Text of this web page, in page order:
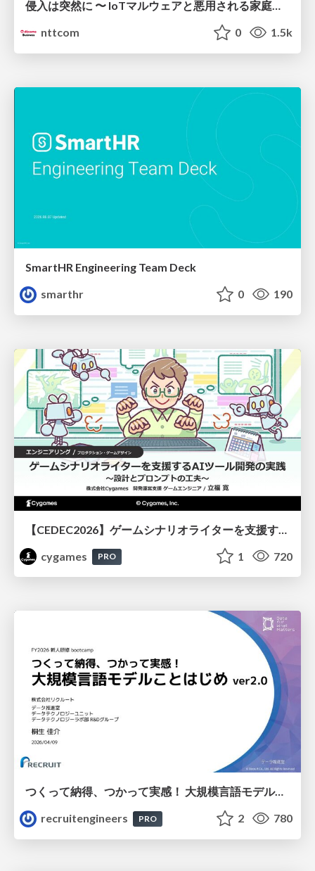
nttcom
0 1.5k
SmartHR Engineering Team Deck
smarthr
0 190
cygames
PRO 1 720
つくって納得、つかって実感！ 大規模言語モデルことはじめ ver2.0
recruitengineers
PRO 2 780